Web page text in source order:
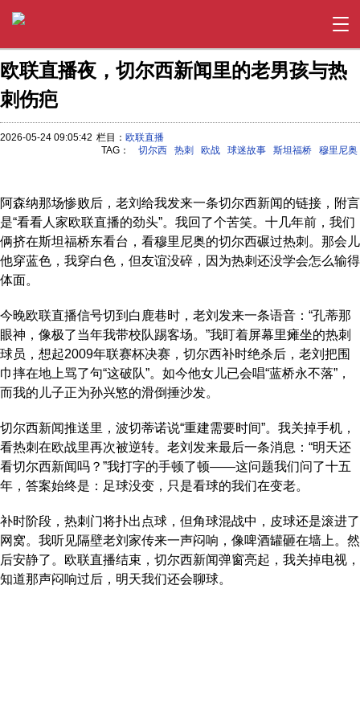
欧联直播夜，切尔西新闻里的老男孩与热
刺伤疤
2026-05-24 09:05:42 栏目： 欧联直播
TAG：
切尔西 热刺 欧战 球迷故事 斯坦福桥 穆里尼奥
阿森纳那场惨败后，老刘给我发来一条切尔西新闻的链接，附言
是“看看人家欧联直播的劲头”。我回了个苦笑。十几年前，我们
俩挤在斯坦福桥东看台，看穆里尼奥的切尔西碾过热刺。那会儿
他穿蓝色，我穿白色，但友谊没碎，因为热刺还没学会怎么输得
体面。
今晚欧联直播信号切到白鹿巷时，老刘发来一条语音：“孔蒂那
眼神，像极了当年我带校队踢客场。”我盯着屏幕里瘫坐的热刺
球员，想起2009年联赛杯决赛，切尔西补时绝杀后，老刘把围
巾摔在地上骂了句“这破队”。如今他女儿已会唱“蓝桥永不落”，
而我的儿子正为孙兴慜的滑倒捶沙发。
切尔西新闻推送里，波切蒂诺说“重建需要时间”。我关掉手机，
看热刺在欧战里再次被逆转。老刘发来最后一条消息：“明天还
看切尔西新闻吗？”我打字的手顿了顿——这问题我们问了十五
年，答案始终是：足球没变，只是看球的我们在变老。
补时阶段，热刺门将扑出点球，但角球混战中，皮球还是滚进了
网窝。我听见隔壁老刘家传来一声闷响，像啤酒罐砸在墙上。然
后安静了。欧联直播结束，切尔西新闻弹窗亮起，我关掉电视，
知道那声闷响过后，明天我们还会聊球。